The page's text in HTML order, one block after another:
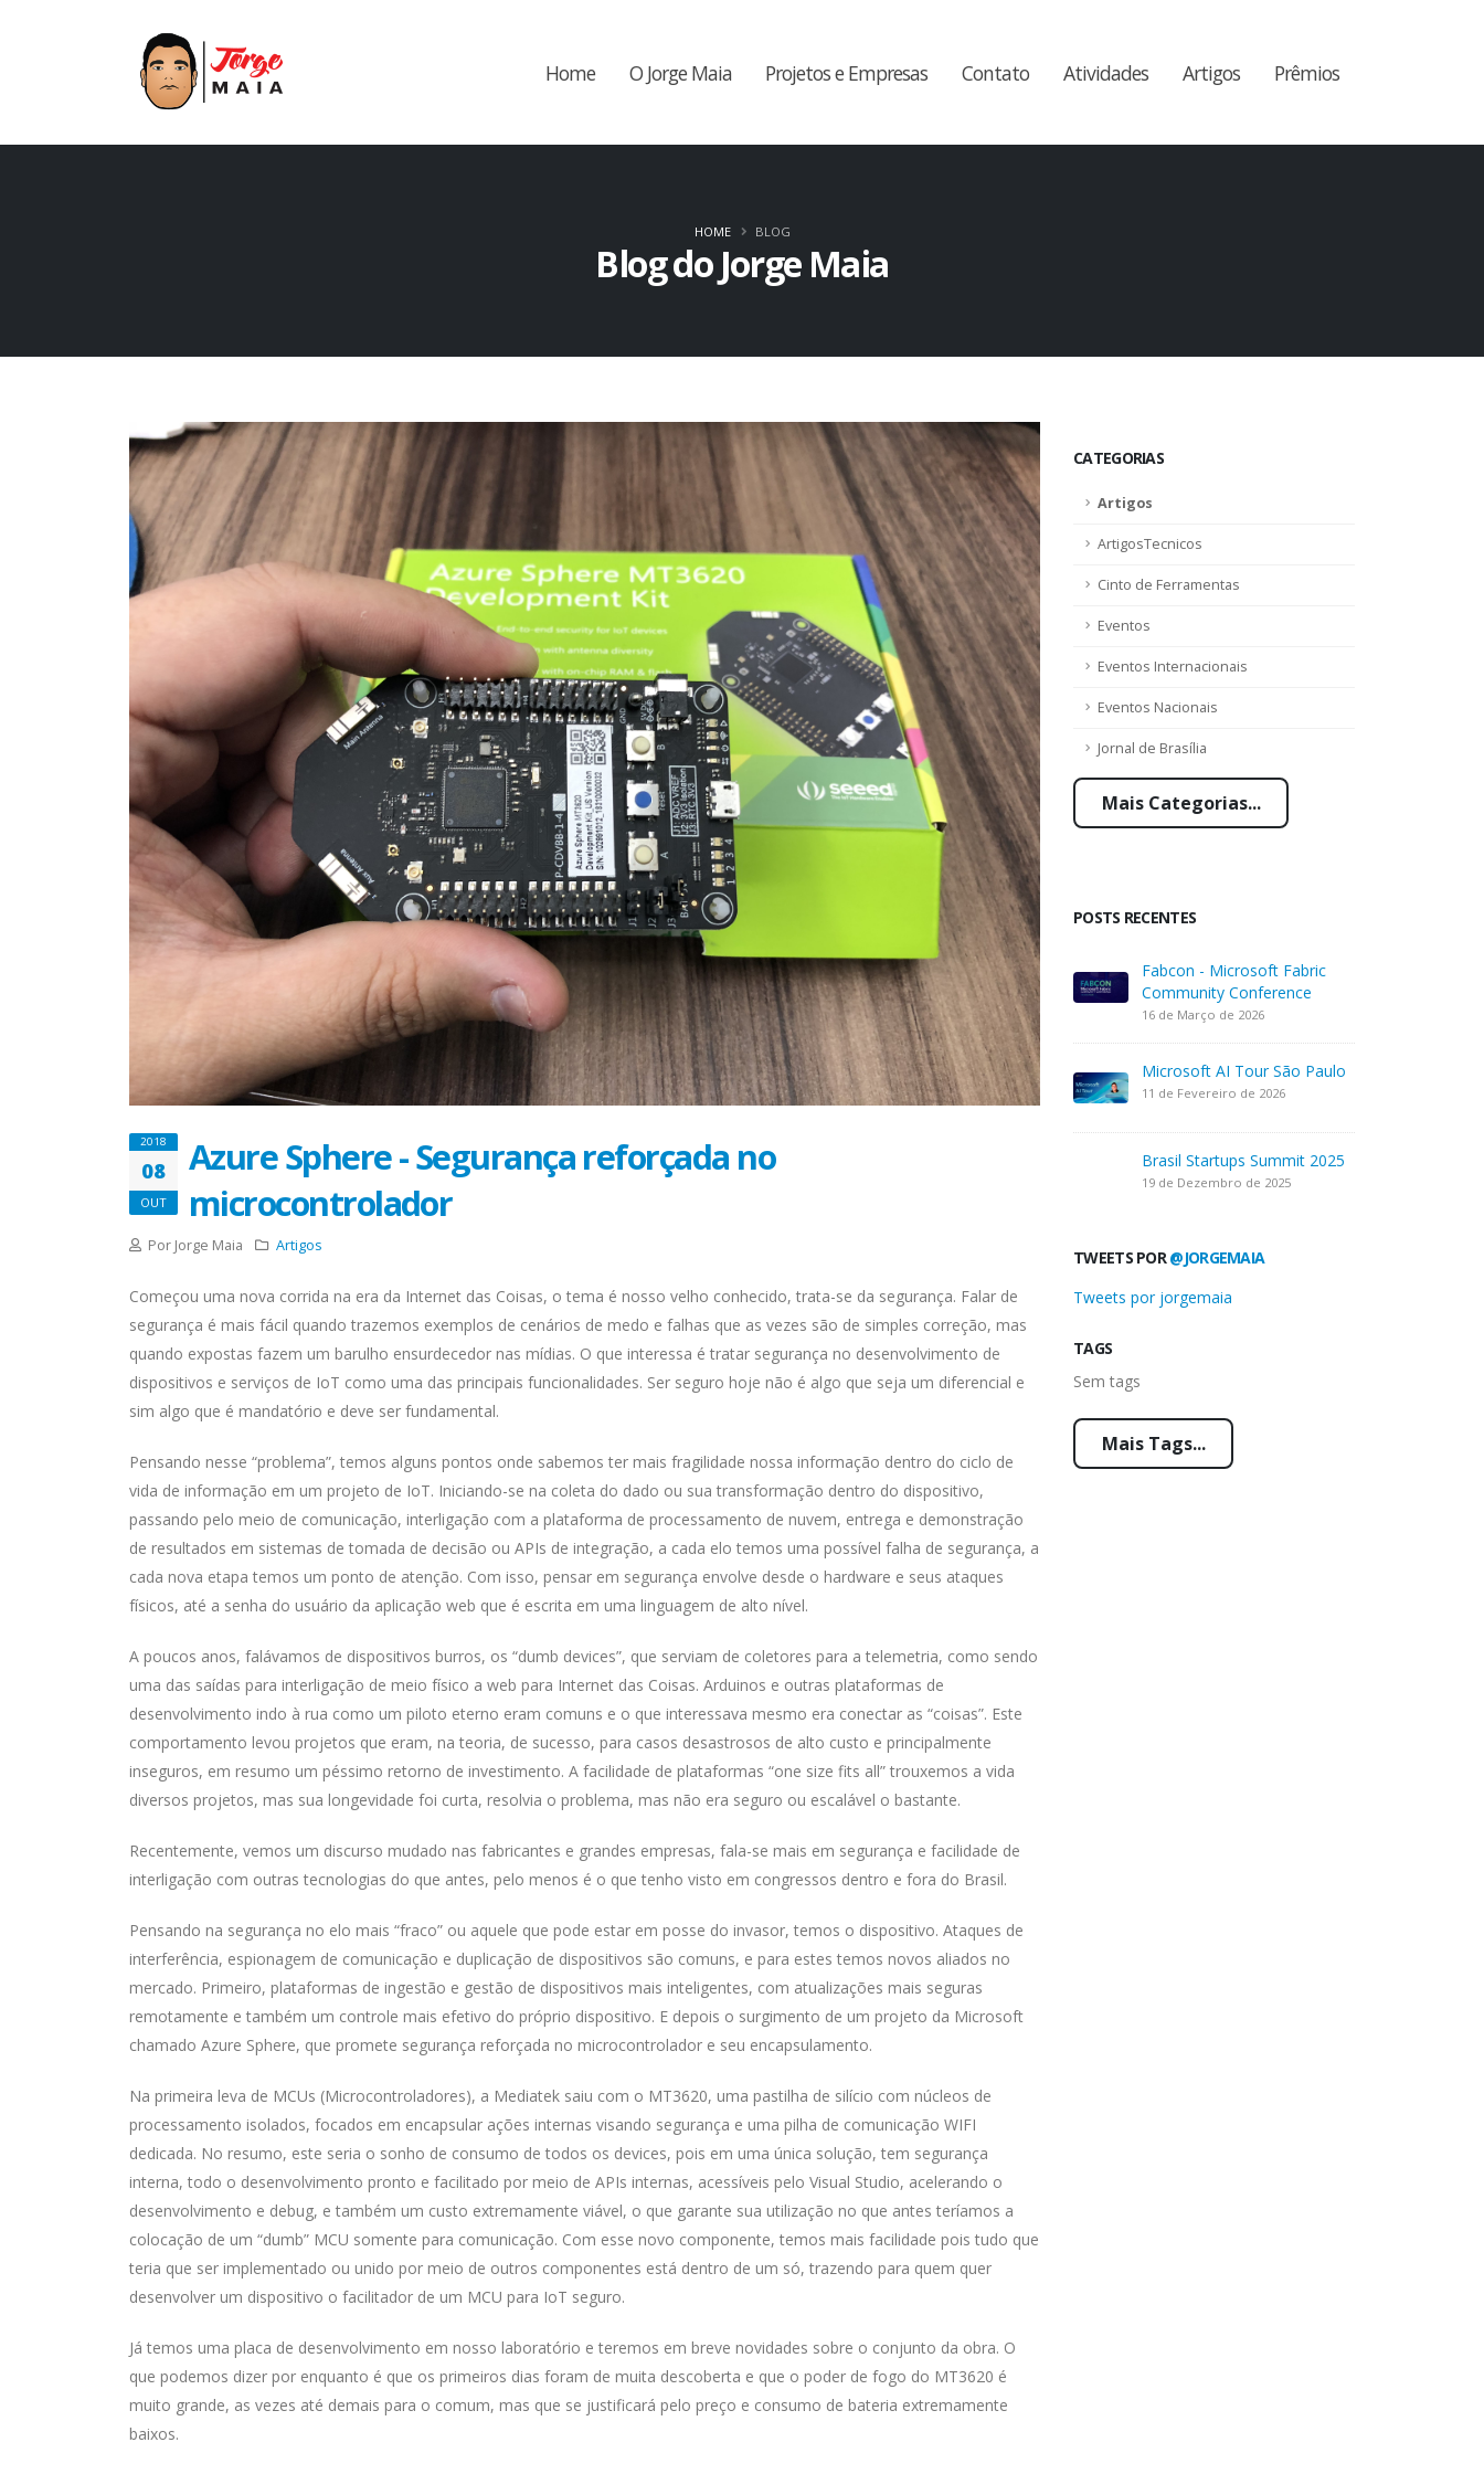
Home O Jorge Maia Projetos e Empresas Contato Atividades Artigos Prêmios
Blog do Jorge Maia
HOME BLOG
CATEGORIAS
Artigos
ArtigosTecnicos
Cinto de Ferramentas
Eventos
Eventos Internacionais
Eventos Nacionais
Jornal de Brasília
Mais Categorias...
POSTS RECENTES
Fabcon - Microsoft Fabric
Community Conference
16 de Março de 2026
Microsoft AI Tour São Paulo
11 de Fevereiro de 2026
Brasil Startups Summit 2025
19 de Dezembro de 2025
TWEETS POR@JORGEMAIA
Tweets por jorgemaia
TAGS
Sem tags
Mais Tags...
2018
08
OUT
Azure Sphere - Segurança reforçada no
microcontrolador
Por Jorge Maia Artigos
Começou uma nova corrida na era da Internet das Coisas, o tema é nosso velho conhecido, trata-se da segurança. Falar de
segurança é mais fácil quando trazemos exemplos de cenários de medo e falhas que as vezes são de simples correção, mas
quando expostas fazem um barulho ensurdecedor nas mídias. O que interessa é tratar segurança no desenvolvimento de
dispositivos e serviços de IoT como uma das principais funcionalidades. Ser seguro hoje não é algo que seja um diferencial e
sim algo que é mandatório e deve ser fundamental.
Pensando nesse “problema”, temos alguns pontos onde sabemos ter mais fragilidade nossa informação dentro do ciclo de
vida de informação em um projeto de IoT. Iniciando-se na coleta do dado ou sua transformação dentro do dispositivo,
passando pelo meio de comunicação, interligação com a plataforma de processamento de nuvem, entrega e demonstração
de resultados em sistemas de tomada de decisão ou APIs de integração, a cada elo temos uma possível falha de segurança, a
cada nova etapa temos um ponto de atenção. Com isso, pensar em segurança envolve desde o hardware e seus ataques
físicos, até a senha do usuário da aplicação web que é escrita em uma linguagem de alto nível.
A poucos anos, falávamos de dispositivos burros, os “dumb devices”, que serviam de coletores para a telemetria, como sendo
uma das saídas para interligação de meio físico a web para Internet das Coisas. Arduinos e outras plataformas de
desenvolvimento indo à rua como um piloto eterno eram comuns e o que interessava mesmo era conectar as “coisas”. Este
comportamento levou projetos que eram, na teoria, de sucesso, para casos desastrosos de alto custo e principalmente
inseguros, em resumo um péssimo retorno de investimento. A facilidade de plataformas “one size fits all” trouxemos a vida
diversos projetos, mas sua longevidade foi curta, resolvia o problema, mas não era seguro ou escalável o bastante.
Recentemente, vemos um discurso mudado nas fabricantes e grandes empresas, fala-se mais em segurança e facilidade de
interligação com outras tecnologias do que antes, pelo menos é o que tenho visto em congressos dentro e fora do Brasil.
Pensando na segurança no elo mais “fraco” ou aquele que pode estar em posse do invasor, temos o dispositivo. Ataques de
interferência, espionagem de comunicação e duplicação de dispositivos são comuns, e para estes temos novos aliados no
mercado. Primeiro, plataformas de ingestão e gestão de dispositivos mais inteligentes, com atualizações mais seguras
remotamente e também um controle mais efetivo do próprio dispositivo. E depois o surgimento de um projeto da Microsoft
chamado Azure Sphere, que promete segurança reforçada no microcontrolador e seu encapsulamento.
Na primeira leva de MCUs (Microcontroladores), a Mediatek saiu com o MT3620, uma pastilha de silício com núcleos de
processamento isolados, focados em encapsular ações internas visando segurança e uma pilha de comunicação WIFI
dedicada. No resumo, este seria o sonho de consumo de todos os devices, pois em uma única solução, tem segurança
interna, todo o desenvolvimento pronto e facilitado por meio de APIs internas, acessíveis pelo Visual Studio, acelerando o
desenvolvimento e debug, e também um custo extremamente viável, o que garante sua utilização no que antes teríamos a
colocação de um “dumb” MCU somente para comunicação. Com esse novo componente, temos mais facilidade pois tudo que
teria que ser implementado ou unido por meio de outros componentes está dentro de um só, trazendo para quem quer
desenvolver um dispositivo o facilitador de um MCU para IoT seguro.
Já temos uma placa de desenvolvimento em nosso laboratório e teremos em breve novidades sobre o conjunto da obra. O
que podemos dizer por enquanto é que os primeiros dias foram de muita descoberta e que o poder de fogo do MT3620 é
muito grande, as vezes até demais para o comum, mas que se justificará pelo preço e consumo de bateria extremamente
baixos.